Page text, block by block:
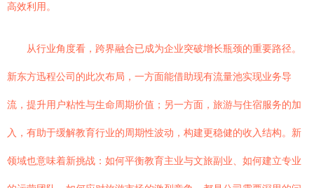
高效利用。
从行业角度看，跨界融合已成为企业突破增长瓶颈的重要路径。
新东方迅程公司的此次布局，一方面能借助现有流量池实现业务导
流，提升用户粘性与生命周期价值；另一方面，旅游与住宿服务的加
入，有助于缓解教育行业的周期性波动，构建更稳健的收入结构。新
领域也意味着新挑战：如何平衡教育主业与文旅副业、如何建立专业